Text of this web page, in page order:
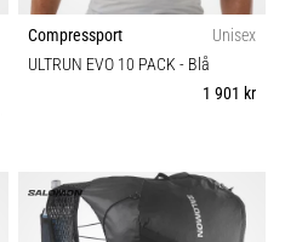
Compressport
Unisex
ULTRUN EVO 10 PACK- Blå
1 901 kr